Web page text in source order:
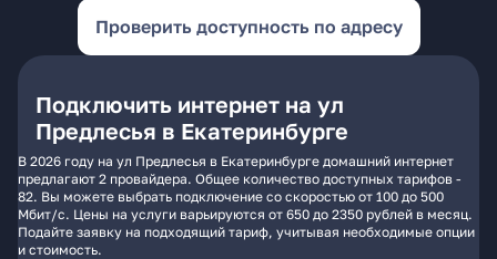
Проверить доступность по адресу
Подключить интернет на ул
Предлесья в Екатеринбурге
В 2026 году на ул Предлесья в Екатеринбурге домашний интернет
предлагают 2 провайдера. Общее количество доступных тарифов -
82. Вы можете выбрать подключение со скоростью от 100 до 500
Мбит/с. Цены на услуги варьируются от 650 до 2350 рублей в месяц.
Подайте заявку на подходящий тариф, учитывая необходимые опции
и стоимость.